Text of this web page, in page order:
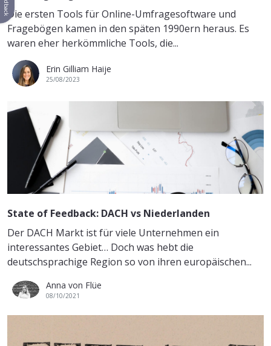
Die ersten Tools für Online-Umfragesoftware und
Fragebögen kamen in den späten 1990ern heraus. Es
waren eher herkömmliche Tools, die...
Erin Gilliam Haije
25/08/2023
State of Feedback: DACH vs Niederlanden
Der DACH Markt ist für viele Unternehmen ein
interessantes Gebiet… Doch was hebt die
deutschsprachige Region so von ihren europäischen...
Anna von Flüe
08/10/2021